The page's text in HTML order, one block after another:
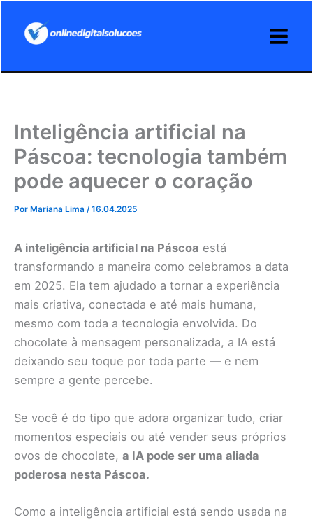
Inteligência artificial na
Páscoa: tecnologia também
pode aquecer o coração
Por Mariana Lima /16.04.2025
A inteligência artificial na Páscoa está
transformando a maneira como celebramos a data
em 2025. Ela tem ajudado a tornar a experiência
mais criativa, conectada e até mais humana,
mesmo com toda a tecnologia envolvida. Do
chocolate à mensagem personalizada, a IA está
deixando seu toque por toda parte — e nem
sempre a gente percebe.
Se você é do tipo que adora organizar tudo, criar
momentos especiais ou até vender seus próprios
ovos de chocolate, a IA pode ser uma aliada
poderosa nesta Páscoa.
Como a inteligência artificial está sendo usada na